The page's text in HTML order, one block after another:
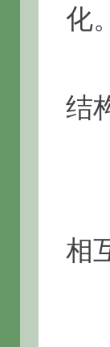
化。
结
相